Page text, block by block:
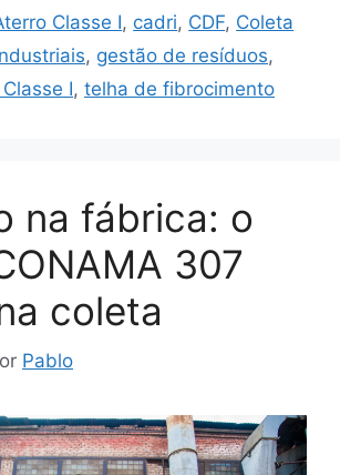
Classe I, cadri, CDF, Coleta
, gestão de resíduos,
I, telha de fibrocimento
na fábrica: o
307
coleta
Pablo